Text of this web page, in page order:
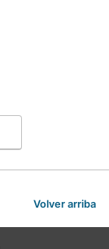
Volver arriba